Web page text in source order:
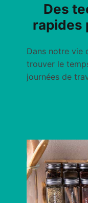
Des
rapides
Dans notre vie
trouver le
journées de